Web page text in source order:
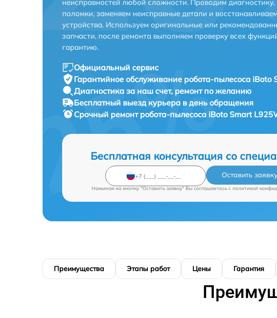
неисправностей любой сложности. Проводим
поломки, заменяем неисправные детали и
устройства. Используем оригинальные или
запчасти, после ремонта выполняем проверку всех
гарантию.
Официальный сервис
Гарантийное обслуживание робота-пылесоса iBoto
Диагностика за наш счет, ремонт по желанию
Бесплатный выезд курьера в день обращения
Срочный ремонт робота-пылесоса iBoto Smart
Бесплатная консультация со
Оставить
Нажимая на кнопку "Оставить заявку" Вы соглашаетесь c политикой
Преимущества Этапы работ Цены Гарантия